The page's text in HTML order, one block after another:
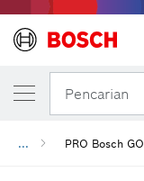
Pencarian
... PRO Bosch GO